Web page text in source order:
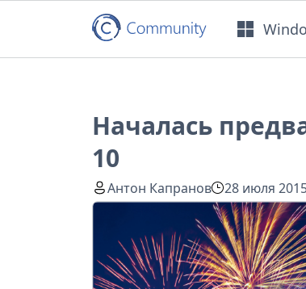
Началась
10
Антон Капранов 28 июля